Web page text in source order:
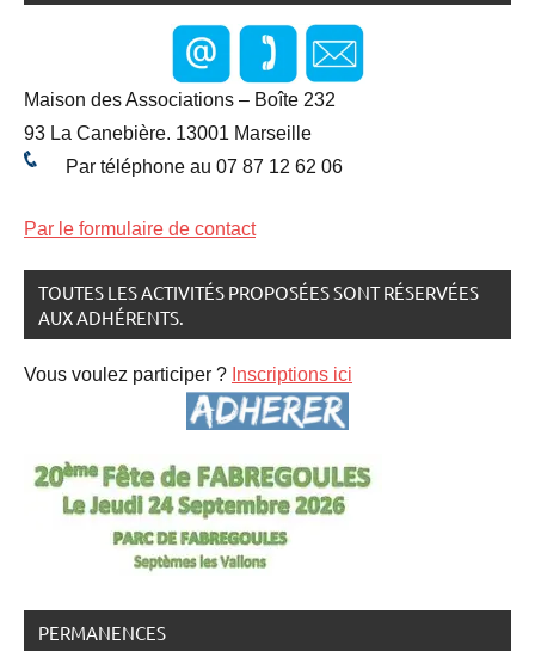
Maison des Associations – Boîte 232
93 La Canebière. 13001 Marseille
Par téléphone au 07 87 12 62 06
Par le formulaire de contact
TOUTES LES ACTIVITÉS PROPOSÉES SONT RÉSERVÉES
AUX ADHÉRENTS.
Vous voulez participer ? Inscriptions ici
PERMANENCES